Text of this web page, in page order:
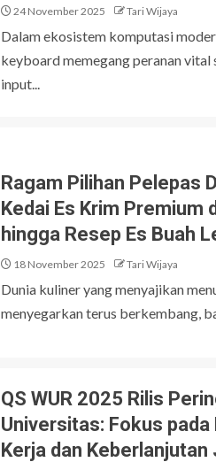
24 November 2025 Tari Wijaya
Dalam ekosistem komputasi
keyboard memegang peranan
input...
Ragam Pilihan Pelepas
Kedai Es Krim Premium
hingga Resep Es Buah
18 November 2025 Tari Wijaya
Dunia kuliner yang menyajikan
menyegarkan terus berkembang,
QS WUR 2025 Rilis
Universitas: Fokus pada
Kerja dan Keberlanjutan